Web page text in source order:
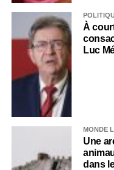
À
Luc
MONDE
Une
dans